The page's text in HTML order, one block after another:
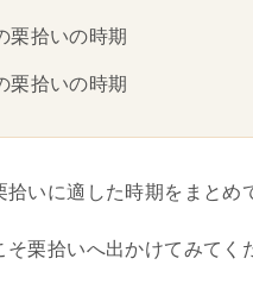
栗拾いの時期
栗拾いの時期
拾いに適した時期をまとめ
そ栗拾いへ出かけてみてく